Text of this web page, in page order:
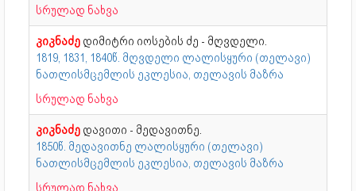
სრულად ნახვა
კიკნაძე დიმიტრი იოსების ძე - მღვდელი.
1819, 1831, 1840წ. მღვდელი ლალისყური (თელავი)
ნათლისმცემლის ეკლესია, თელავის მაზრა
სრულად ნახვა
კიკნაძე დავითი - მედავითნე.
1850წ. მედავითნე ლალისყური (თელავი)
ნათლისმცემლის ეკლესია, თელავის მაზრა
სრულად ნახვა